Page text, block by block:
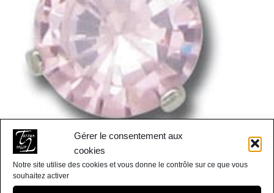
Gérer le consentement aux
cookies
Notre site utilise des cookies et vous donne le contrôle sur ce que vous
souhaitez activer
Piercing banane
Banane,Piercing